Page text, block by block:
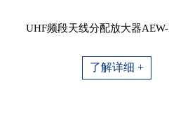
UHF频段天线分配放大器
了解详细 +